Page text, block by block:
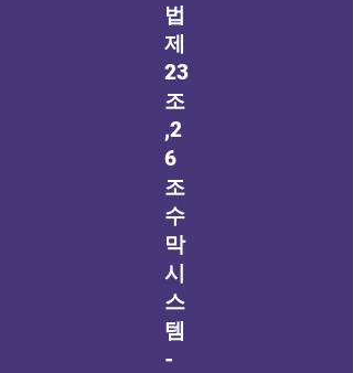
법
제
23
조
,2
6
조
수
막
시
스
템
-